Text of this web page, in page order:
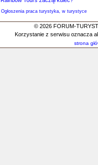
Ogłoszenia praca turystyka, w turystyce
© 2026 FORUM-
Korzystanie z serwisu oznacza
strona